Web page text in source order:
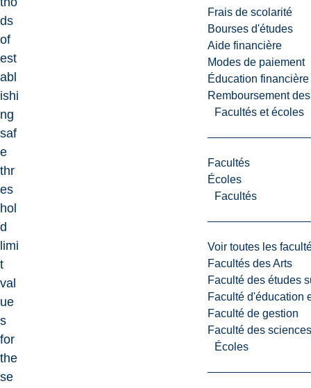
Frais de scolarité
Bourses d'études
Aide financière
Modes de paiement
Éducation financière
Remboursement
Facultés et écoles
Facultés
Écoles
Facultés
Voir toutes les
Facultés des Arts
Faculté des études
Faculté d'éducation
Faculté de gestion
Faculté des
Écoles
ds
of
est
abl
ishi
ng
saf
e
thr
es
hol
d
limi
t
val
ue
s
for
the
se